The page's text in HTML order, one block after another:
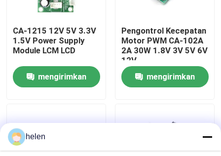
Hubungi Kami
Kasus
Modul Papan Amplifier
CA-1215 12V 5V 3.3V
1.5V Power Supply
Module LCM LCD
mengirimkan
Pengontrol Kecepatan
Motor PWM CA-102A
2A 30W 1.8V 3V 5V 6V
12V
mengirimkan
helen